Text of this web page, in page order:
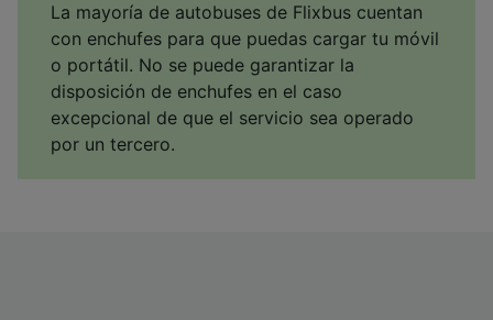
La mayoría de autobuses de Flixbus cuentan
con enchufes para que puedas cargar tu móvil
o portátil. No se puede garantizar la
disposición de enchufes en el caso
excepcional de que el servicio sea operado
por un tercero.